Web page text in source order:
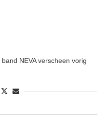
NEVA verscheen vorig